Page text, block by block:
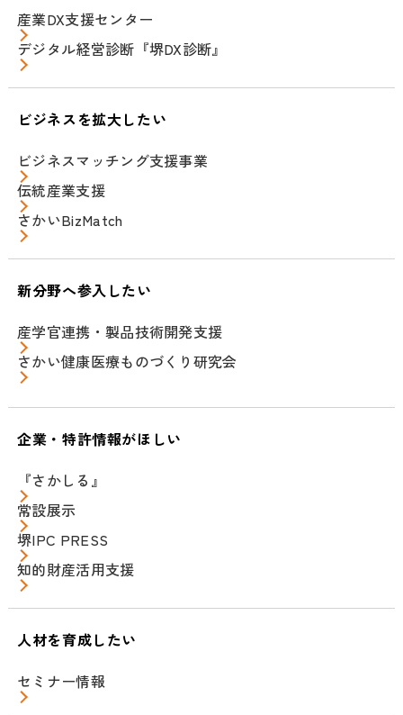
産業DX支援センター
デジタル経営診断『堺DX診断』
ビジネスを拡大したい
ビジネスマッチング支援事業
伝統産業支援
さかいBizMatch
新分野へ参入したい
産学官連携・製品技術開発支援
さかい健康医療ものづくり研究会
企業・特許情報がほしい
『さかしる』
常設展示
堺IPC PRESS
知的財産活用支援
人材を育成したい
セミナー情報